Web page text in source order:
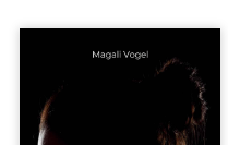
Qui prend soin de celles et
ceux auxquels nous confions
nos enfants ? Derrière la
douceur apparente des
maisons d’accueil se joue une